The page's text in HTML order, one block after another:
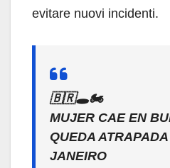
evitare nuovi incidenti.
🇧🇷🕳️🏍️
MUJER CAE EN
QUEDA
JANEIRO